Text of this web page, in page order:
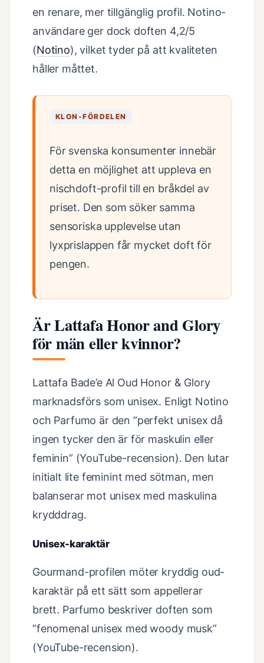
en renare, mer tillgänglig profil. Notino-
användare ger dock doften 4,2/5
(Notino), vilket tyder på att kvaliteten
håller måttet.
KLON-FÖRDELEN
För svenska konsumenter innebär
detta en möjlighet att uppleva en
nischdoft-profil till en bråkdel av
priset. Den som söker samma
sensoriska upplevelse utan
lyxprislappen får mycket doft för
pengen.
Är Lattafa Honor and Glory
för män eller kvinnor?
Lattafa Bade’e Al Oud Honor & Glory
marknadsförs som unisex. Enligt Notino
och Parfumo är den ”perfekt unisex då
ingen tycker den är för maskulin eller
feminin” (YouTube-recension). Den lutar
initialt lite feminint med sötman, men
balanserar mot unisex med maskulina
krydddrag.
Unisex-karaktär
Gourmand-profilen möter kryddig oud-
karaktär på ett sätt som appellerar
brett. Parfumo beskriver doften som
”fenomenal unisex med woody musk”
(YouTube-recension).